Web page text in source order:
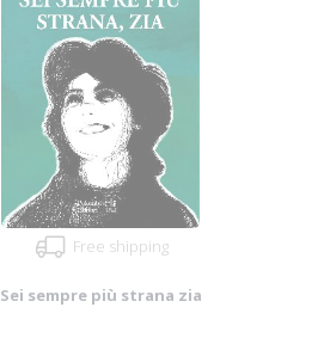
Free shipping
Sei sempre più strana zia